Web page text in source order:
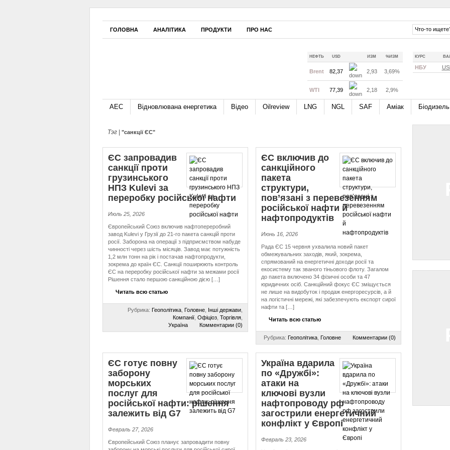
ГОЛОВНА АНАЛІТИКА ПРОДУКТИ ПРО НАС
КУРС
НБУ
НЕФТЬ USD ИЗМ %ИЗМ
Brent 82,37 2,93 3,69%
WTI 77,39 2,18 2,9%
АЕС Відновлювана енергетика Відео Oilreview LNG NGL SAF Аміак Біодизель
Тэг | "санкції ЄС"
ЄС запровадив
санкції проти
грузинського
НПЗ Kulevi за
переробку російської нафти
Июль 25, 2026
Європейський Союз включив нафтопереробний
завод Kulevi у Грузії до 21-го пакета санкцій проти
росії. Заборона на операції з підприємством набуде
чинності через шість місяців. Завод має потужність
1,2 млн тонн на рік і постачав нафтопродукти,
зокрема до країн ЄС. Санкції поширюють контроль
ЄС на переробку російської нафти за межами росії
Рішення стало першою санкційною дією […]
Читать всю статью
Рубрика: Геополітика, Головне, Інші держави,
Компанії, Офіціоз, Торгівля,
Україна
Комментарии (0)
ЄС включив до
санкційного
пакета
структури,
пов’язані з перевезенням
російської нафти й
нафтопродуктів
Июнь 16, 2026
Рада ЄС 15 червня ухвалила новий пакет
обмежувальних заходів, який, зокрема,
спрямований на енергетичні доходи росії та
екосистему так званого тіньового флоту. Загалом
до пакета включено 34 фізичні особи та 47
юридичних осіб. Санкційний фокус ЄС зміщується
не лише на видобуток і продаж енергоресурсів, а й
на логістичні мережі, які забезпечують експорт сирої
нафти та […]
Читать всю статью
Рубрика: Геополітика, Головне Комментарии (0)
ЄС готує повну
заборону
морських
послуг для
російської нафти: рішення
залежить від G7
Февраль 27, 2026
Європейський Союз планує запровадити повну
Україна вдарила
по «Дружбі»:
атаки на
ключові вузли
нафтопроводу рф
загострили енергетичний
конфлікт у Європі
Февраль 23, 2026